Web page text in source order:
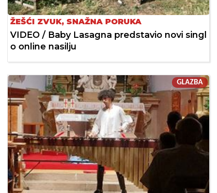
ŽEŠĆI ZVUK, SNAŽNA PORUKA
VIDEO / Baby Lasagna predstavio novi singl
o online nasilju
GLAZBA